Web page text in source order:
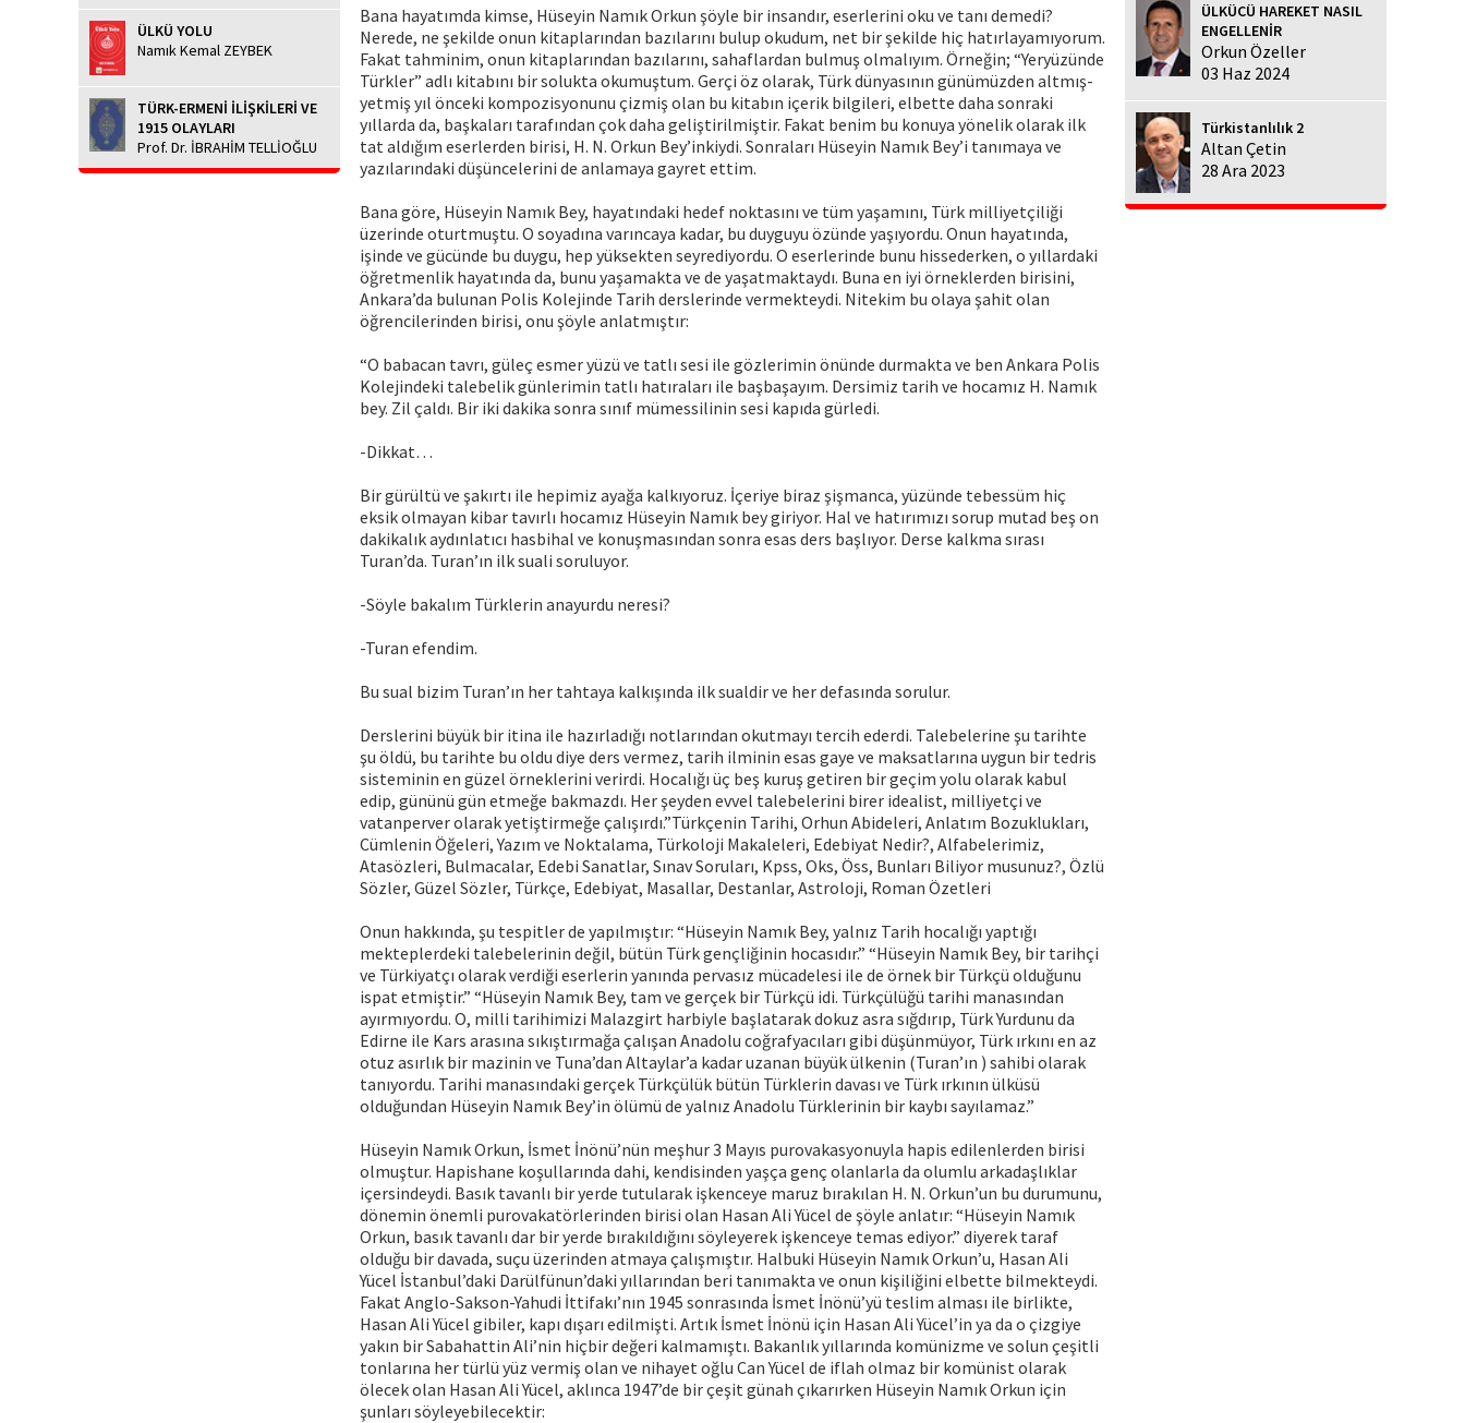
ÜLKÜ YOLU
Namık Kemal ZEYBEK
TÜRK-ERMENİ İLİŞKİLERİ VE
1915 OLAYLARI
Prof. Dr. İBRAHİM TELLİOĞLU
Bana hayatımda kimse, Hüseyin Namık Orkun şöyle bir insandır, eserlerini oku ve tanı demedi?
Nerede, ne şekilde onun kitaplarından bazılarını bulup okudum, net bir şekilde hiç hatırlayamıyorum.
Fakat tahminim, onun kitaplarından bazılarını, sahaflardan bulmuş olmalıyım. Örneğin; “Yeryüzünde
Türkler” adlı kitabını bir solukta okumuştum. Gerçi öz olarak, Türk dünyasının günümüzden altmış-
yetmiş yıl önceki kompozisyonunu çizmiş olan bu kitabın içerik bilgileri, elbette daha sonraki
yıllarda da, başkaları tarafından çok daha geliştirilmiştir. Fakat benim bu konuya yönelik olarak ilk
tat aldığım eserlerden birisi, H. N. Orkun Bey’inkiydi. Sonraları Hüseyin Namık Bey’i tanımaya ve
yazılarındaki düşüncelerini de anlamaya gayret ettim.
Bana göre, Hüseyin Namık Bey, hayatındaki hedef noktasını ve tüm yaşamını, Türk milliyetçiliği
üzerinde oturtmuştu. O soyadına varıncaya kadar, bu duyguyu özünde yaşıyordu. Onun hayatında,
işinde ve gücünde bu duygu, hep yüksekten seyrediyordu. O eserlerinde bunu hissederken, o yıllardaki
öğretmenlik hayatında da, bunu yaşamakta ve de yaşatmaktaydı. Buna en iyi örneklerden birisini,
Ankara’da bulunan Polis Kolejinde Tarih derslerinde vermekteydi. Nitekim bu olaya şahit olan
öğrencilerinden birisi, onu şöyle anlatmıştır:
“O babacan tavrı, güleç esmer yüzü ve tatlı sesi ile gözlerimin önünde durmakta ve ben Ankara Polis
Kolejindeki talebelik günlerimin tatlı hatıraları ile başbaşayım. Dersimiz tarih ve hocamız H. Namık
bey. Zil çaldı. Bir iki dakika sonra sınıf mümessilinin sesi kapıda gürledi.
-Dikkat…
Bir gürültü ve şakırtı ile hepimiz ayağa kalkıyoruz. İçeriye biraz şişmanca, yüzünde tebessüm hiç
eksik olmayan kibar tavırlı hocamız Hüseyin Namık bey giriyor. Hal ve hatırımızı sorup mutad beş on
dakikalık aydınlatıcı hasbihal ve konuşmasından sonra esas ders başlıyor. Derse kalkma sırası
Turan’da. Turan’ın ilk suali soruluyor.
-Söyle bakalım Türklerin anayurdu neresi?
-Turan efendim.
Bu sual bizim Turan’ın her tahtaya kalkışında ilk sualdir ve her defasında sorulur.
Derslerini büyük bir itina ile hazırladığı notlarından okutmayı tercih ederdi. Talebelerine şu tarihte
şu öldü, bu tarihte bu oldu diye ders vermez, tarih ilminin esas gaye ve maksatlarına uygun bir tedris
sisteminin en güzel örneklerini verirdi. Hocalığı üç beş kuruş getiren bir geçim yolu olarak kabul
edip, gününü gün etmeğe bakmazdı. Her şeyden evvel talebelerini birer idealist, milliyetçi ve
vatanperver olarak yetiştirmeğe çalışırdı.”Türkçenin Tarihi, Orhun Abideleri, Anlatım Bozuklukları,
Cümlenin Öğeleri, Yazım ve Noktalama, Türkoloji Makaleleri, Edebiyat Nedir?, Alfabelerimiz,
Atasözleri, Bulmacalar, Edebi Sanatlar, Sınav Soruları, Kpss, Oks, Öss, Bunları Biliyor musunuz?, Özlü
Sözler, Güzel Sözler, Türkçe, Edebiyat, Masallar, Destanlar, Astroloji, Roman Özetleri
Onun hakkında, şu tespitler de yapılmıştır: “Hüseyin Namık Bey, yalnız Tarih hocalığı yaptığı
mekteplerdeki talebelerinin değil, bütün Türk gençliğinin hocasıdır.” “Hüseyin Namık Bey, bir tarihçi
ve Türkiyatçı olarak verdiği eserlerin yanında pervasız mücadelesi ile de örnek bir Türkçü olduğunu
ispat etmiştir.” “Hüseyin Namık Bey, tam ve gerçek bir Türkçü idi. Türkçülüğü tarihi manasından
ayırmıyordu. O, milli tarihimizi Malazgirt harbiyle başlatarak dokuz asra sığdırıp, Türk Yurdunu da
Edirne ile Kars arasına sıkıştırmağa çalışan Anadolu coğrafyacıları gibi düşünmüyor, Türk ırkını en az
otuz asırlık bir mazinin ve Tuna’dan Altaylar’a kadar uzanan büyük ülkenin (Turan’ın ) sahibi olarak
tanıyordu. Tarihi manasındaki gerçek Türkçülük bütün Türklerin davası ve Türk ırkının ülküsü
olduğundan Hüseyin Namık Bey’in ölümü de yalnız Anadolu Türklerinin bir kaybı sayılamaz.”
Hüseyin Namık Orkun, İsmet İnönü’nün meşhur 3 Mayıs purovakasyonuyla hapis edilenlerden birisi
olmuştur. Hapishane koşullarında dahi, kendisinden yaşça genç olanlarla da olumlu arkadaşlıklar
içersindeydi. Basık tavanlı bir yerde tutularak işkenceye maruz bırakılan H. N. Orkun’un bu durumunu,
dönemin önemli purovakatörlerinden birisi olan Hasan Ali Yücel de şöyle anlatır: “Hüseyin Namık
Orkun, basık tavanlı dar bir yerde bırakıldığını söyleyerek işkenceye temas ediyor.” diyerek taraf
olduğu bir davada, suçu üzerinden atmaya çalışmıştır. Halbuki Hüseyin Namık Orkun’u, Hasan Ali
Yücel İstanbul’daki Darülfünun’daki yıllarından beri tanımakta ve onun kişiliğini elbette bilmekteydi.
Fakat Anglo-Sakson-Yahudi İttifakı’nın 1945 sonrasında İsmet İnönü’yü teslim alması ile birlikte,
Hasan Ali Yücel gibiler, kapı dışarı edilmişti. Artık İsmet İnönü için Hasan Ali Yücel’in ya da o çizgiye
yakın bir Sabahattin Ali’nin hiçbir değeri kalmamıştı. Bakanlık yıllarında komünizme ve solun çeşitli
tonlarına her türlü yüz vermiş olan ve nihayet oğlu Can Yücel de iflah olmaz bir komünist olarak
ölecek olan Hasan Ali Yücel, aklınca 1947’de bir çeşit günah çıkarırken Hüseyin Namık Orkun için
şunları söyleyebilecektir:
ÜLKÜCÜ HAREKET NASIL
ENGELLENİR
Orkun Özeller
03 Haz 2024
Türkistanlılık 2
Altan Çetin
28 Ara 2023